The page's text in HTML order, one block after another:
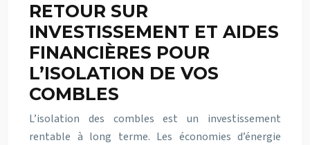
RETOUR SUR
INVESTISSEMENT ET AIDES
FINANCIÈRES POUR
L’ISOLATION DE VOS
COMBLES
L’isolation des combles est un investissement
rentable à long terme. Les économies d’énergie